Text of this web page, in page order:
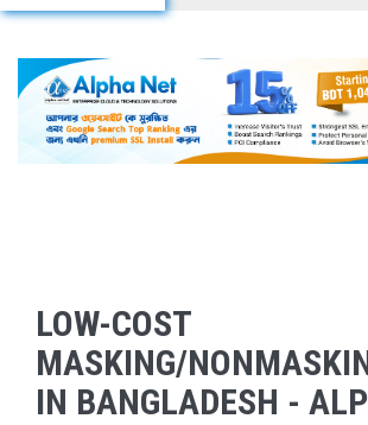
LOW-COST
MASKING/
IN BANGLADESH -